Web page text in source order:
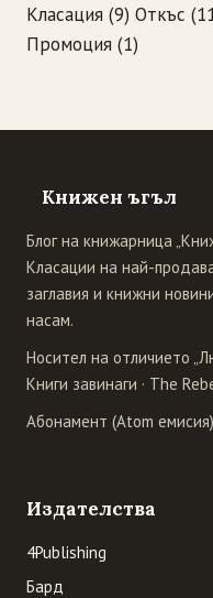
Класация (9) Откъс
Промоция (1)
Книжен ъгъл
Блог на книжарница
Класации на най-
заглавия и книжни
насам.
Носител на отличието
Книги завинаги · The
Абонамент (Atom емисия)
Издателства
4Publishing
Бард